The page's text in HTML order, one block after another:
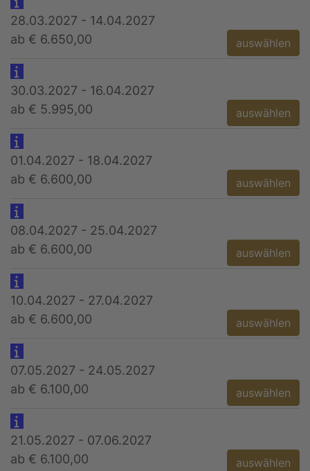
28.03.2027 - 14.04.2027
ab € 6.650,00
auswählen
30.03.2027 - 16.04.2027
ab € 5.995,00
auswählen
01.04.2027 - 18.04.2027
ab € 6.600,00
auswählen
08.04.2027 - 25.04.2027
ab € 6.600,00
auswählen
10.04.2027 - 27.04.2027
ab € 6.600,00
auswählen
07.05.2027 - 24.05.2027
ab € 6.100,00
auswählen
21.05.2027 - 07.06.2027
ab € 6.100,00
auswählen